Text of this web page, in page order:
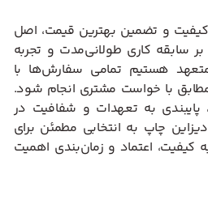
و تضمین بهترین قیمت، اصل
سابقه کاری طولانی‌مدت و تجربه
هستیم تمامی سفارش‌ها با
مطابق با خواست مشتری انجام شود.
به تعهدات و شفافیت در
چاپ به انتخابی مطمئن برای
کیفیت، اعتماد و زمان‌بندی اهمیت